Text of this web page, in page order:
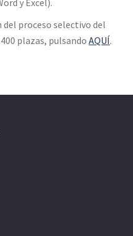
proceso selectivo del
plazas, pulsando AQUÍ.